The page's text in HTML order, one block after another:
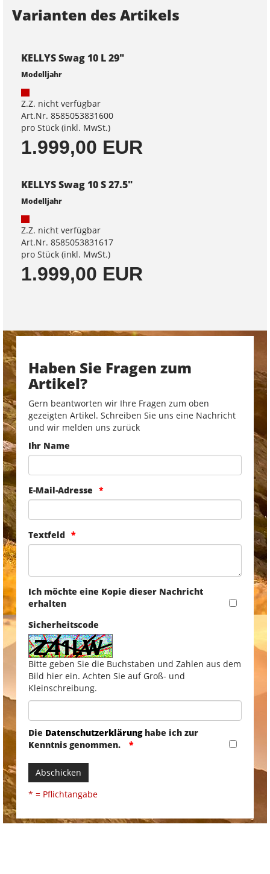
Varianten des Artikels
KELLYS Swag 10 L 29"
Modelljahr
Z.Z. nicht verfügbar
Art.Nr. 8585053831600
pro Stück (inkl. MwSt.)
1.999,00 EUR
KELLYS Swag 10 S 27.5"
Modelljahr
Z.Z. nicht verfügbar
Art.Nr. 8585053831617
pro Stück (inkl. MwSt.)
1.999,00 EUR
Haben Sie Fragen zum
Artikel?
Gern beantworten wir Ihre Fragen zum oben
gezeigten Artikel. Schreiben Sie uns eine Nachricht
und wir melden uns zurück
Ihr Name
E-Mail-Adresse
Textfeld
Ich möchte eine Kopie dieser Nachricht
erhalten
Sicherheitscode
Bitte geben Sie die Buchstaben und Zahlen aus dem
Bild hier ein. Achten Sie auf Groß- und
Kleinschreibung.
Die Datenschutzerklärunghabe ich zur
Kenntnis genommen.
Abschicken
* = Pflichtangabe